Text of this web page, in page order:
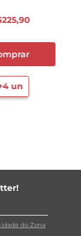
225,90
4un
do Zona